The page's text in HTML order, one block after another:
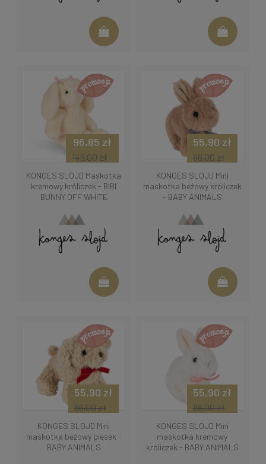
KONGES SLOJD Maskotka
kremowy króliczek - BIBI
BUNNY OFF WHITE
96,85 zł
149,00 zł
KONGES SLOJD Mini
maskotka beżowy króliczek
- BABY ANIMALS
55,90 zł
86,00 zł
KONGES SLOJD Mini
maskotka beżowy piesek -
BABY ANIMALS
55,90 zł
86,00 zł
KONGES SLOJD Mini
maskotka kremowy
króliczek - BABY ANIMALS
55,90 zł
86,00 zł